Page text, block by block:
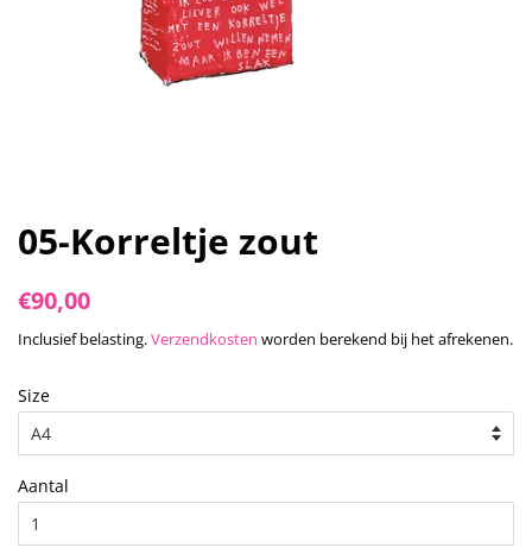
05-Korreltje zout
Normale
€90,00
Inclusief belasting.Verzendkosten worden berekend bij het afrekenen.
Size
Aantal